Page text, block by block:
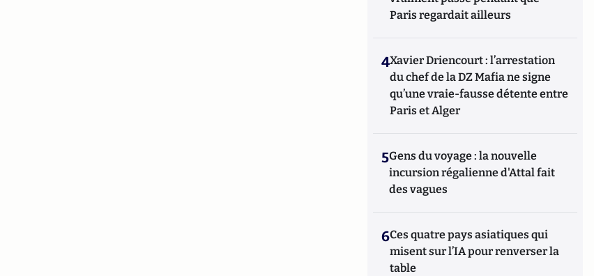
Paris regardait ailleurs
4Xavier Driencourt : l’arrestation
du chef de la DZ Mafia ne signe
qu’une vraie-fausse détente entre
Paris et Alger
5Gens du voyage : la nouvelle
incursion régalienne d'Attal fait
des vagues
6Ces quatre pays asiatiques qui
misent sur l’IA pour renverser la
table